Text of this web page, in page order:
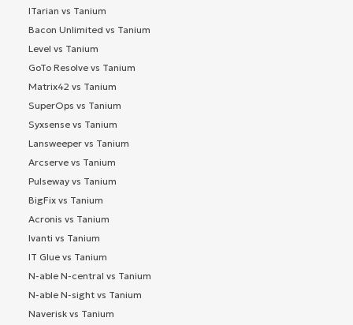
ITarian vs Tanium
Bacon Unlimited vs Tanium
Level vs Tanium
GoTo Resolve vs Tanium
Matrix42 vs Tanium
SuperOps vs Tanium
Syxsense vs Tanium
Lansweeper vs Tanium
Arcserve vs Tanium
Pulseway vs Tanium
BigFix vs Tanium
Acronis vs Tanium
Ivanti vs Tanium
IT Glue vs Tanium
N-able N-central vs Tanium
N-able N-sight vs Tanium
Naverisk vs Tanium